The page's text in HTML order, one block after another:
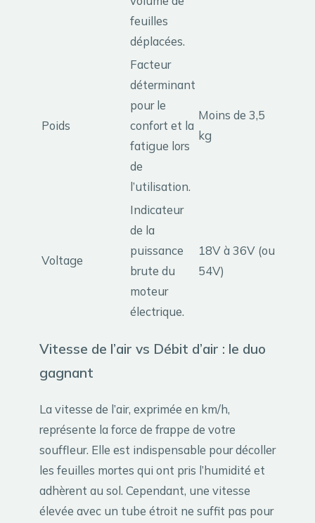
feuilles
déplacées.
Poids
Facteur
déterminant
pour le
confort et la
fatigue lors
de
l’utilisation.
Moins de 3,5
kg
Voltage
Indicateur
de la
puissance
brute du
moteur
électrique.
18V à 36V (ou
54V)
Vitesse de l’air vs Débit d’air : le duo
gagnant
La vitesse de l’air, exprimée en km/h,
représente la force de frappe de votre
souffleur. Elle est indispensable pour décoller
les feuilles mortes qui ont pris l’humidité et
adhèrent au sol. Cependant, une vitesse
élevée avec un tube étroit ne suffit pas pour